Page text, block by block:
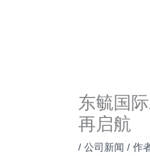
东毓国
再启航
/公司新闻 / 作